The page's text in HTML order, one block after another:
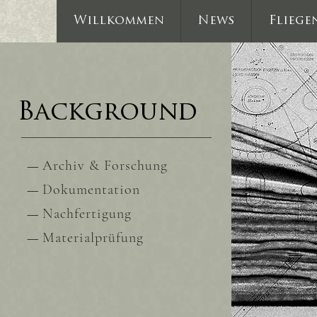
Willkommen News
Background
— Archiv & Forschung
— Dokumentation
— Nachfertigung
— Materialprüfung